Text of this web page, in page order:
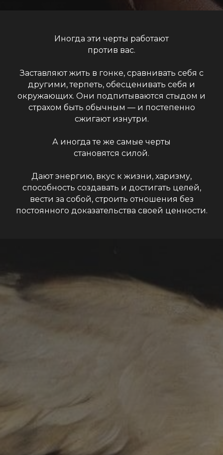
Иногда эти черты работают
против вас.
Заставляют жить в гонке, сравнивать себя с
другими, терпеть, обесценивать себя и
окружающих. Они подпитываются стыдом и
страхом быть обычным — и постепенно
сжигают изнутри.
А иногда те же самые черты
становятся силой.
Дают энергию, вкус к жизни, харизму,
способность создавать и достигать целей,
вести за собой, строить отношения без
постоянного доказательства своей ценности.